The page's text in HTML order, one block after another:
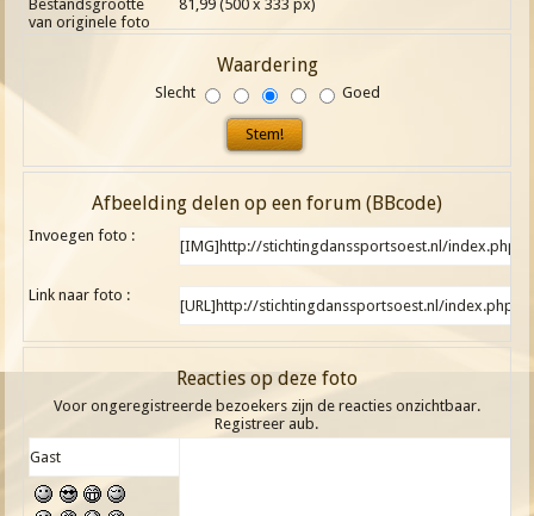
Bestandsgrootte
van originele foto
81,99 (500 x 333 px)
Waardering
Slecht Goed
Afbeelding delen op een forum (BBcode)
Invoegen foto :
Link naar foto :
Reacties op deze foto
Voor ongeregistreerde bezoekers zijn de reacties onzichtbaar.
Registreer aub.